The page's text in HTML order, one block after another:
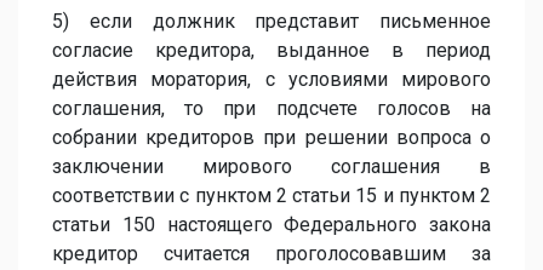
5) если должник представит письменное
согласие кредитора, выданное в период
действия моратория, с условиями мирового
соглашения, то при подсчете голосов на
собрании кредиторов при решении вопроса о
заключении мирового соглашения в
соответствии с пунктом 2 статьи 15 и пунктом 2
статьи 150 настоящего Федерального закона
кредитор считается проголосовавшим за